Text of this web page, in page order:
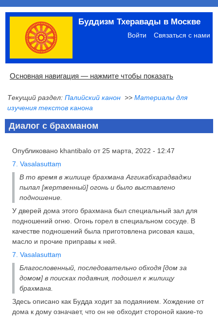
Перейти
основному
содержанию
Буддизм Тхеравады в Москве
Меню
учётной
записи
пользователя
Войти Связаться с нами
Основная
Основная навигация — нажмите чтобы показать
Главная
Община
Палийский канон
Язык пали
Материалы по темам
Современная литература
Блоги
Ссылки
Поиск
Текущий раздел: Палийский канон >> Материалы для
изучения текстов канона
Диалог с брахманом
Опубликовано khantibalo от 25 марта, 2022 - 12:47
7. Vasalasuttaṃ
В то время в жилище брахмана Аггикабхарадваджи
пылал [жертвенный] огонь и было выставлено
подношение.
У дверей дома этого брахмана был специальный зал для
подношений огню. Огонь горел в специальном сосуде. В
качестве подношений была приготовлена рисовая каша,
масло и прочие приправы к ней.
7. Vasalasuttaṃ
Благословенный, последовательно обходя [дом за
домом] в поисках подаяния, подошел к жилищу
брахмана.
Здесь описано как Будда ходит за подаянием. Хождение от
дома к дому означает, что он не обходит стороной какие-то